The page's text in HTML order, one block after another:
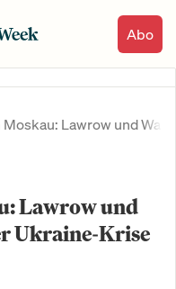
Abo
Lawrow und
Lawrow und
Ukraine-Krise